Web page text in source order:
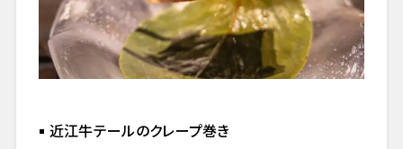
近江牛テールのクレープ巻き